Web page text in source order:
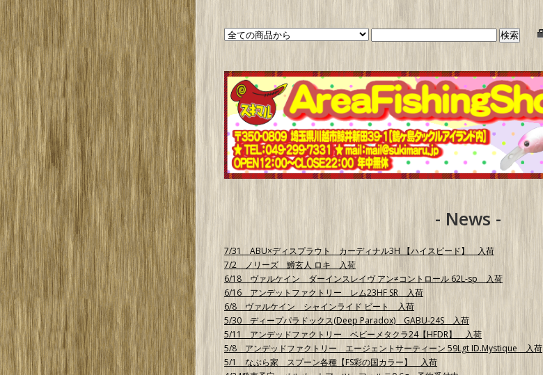
- News -
7/31 ABU×ディスプラウト カーディナル3H 【ハイスピード】 入荷
7/2 ノリーズ 鱒玄人 ロキ 入荷
6/18 ヴァルケイン ダーインスレイヴ アン≠コントロール 62L-sp 入荷
6/16 アンデットファクトリー レム23HF SR 入荷
6/8 ヴァルケイン シャインライド ビート 入荷
5/30 ディープパラドックス(Deep Paradox) GABU-24S 入荷
5/11 アンデッドファクトリー ベビーメタクラ24【HFDR】 入荷
5/8 アンデッドファクトリー エージェントサーティーン 59Lgt ID.Mystique 入荷
5/1 なぶら家 スプーン各種【FS彩の国カラー】 入荷